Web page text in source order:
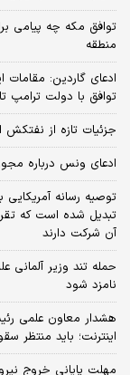
توافق مکه چه پیامی
منطقه
ادعای گاردین: مقامات
توافق با دولت ترامپ
جزئیات تازه از نفتکش
ادعای ونس درباره
توصیه رسانه آمریکایی
تبدیل شده است که
آن شرکت دارند
حمله تند وزیر آلمانی
نامزد شود
هشدار معاون علمی
اینترنت؛ باید منتظر
مهلت پایانی خروج